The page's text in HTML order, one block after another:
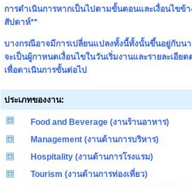
การดำเนินการหากเป็นไปตามขั้นตอนและเงื่อนไขข้
สัปดาห์**
บางกรณีอาจมีการเปลี่ยนแปลงทั้งนี้ทั้งนั้นขึ้นอยู่กับนา
จะเป็นผู้กาหนดเงื่อนไขในวันเริ่มงานและรายละเอีย
เพื่อดาเนินการขั้นต่อไป
ประเภทของงาน:
Food and Beverage (งานร้านอาหาร)
Management (งานด้านการบริหาร)
Hospitality (งานด้านการโรงแรม)
Tourism (งานด้านการท่องเที่ยว)